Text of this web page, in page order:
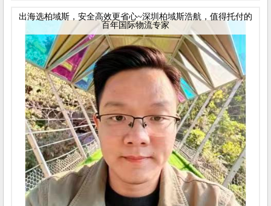
出海选柏域斯，安全高效更省心~深圳柏域斯浩航，值得托付的
百年国际物流专家